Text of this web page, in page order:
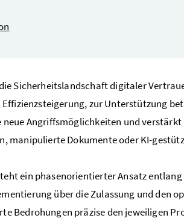
Sicherheitslandschaft digitaler
zur Unterstützung
Angriffsmöglichkeiten und
manipulierte Dokumente oder KI-
ein phasenorientierter Ansatz entlang
über die Zulassung und den
Bedrohungen präzise den jeweiligen